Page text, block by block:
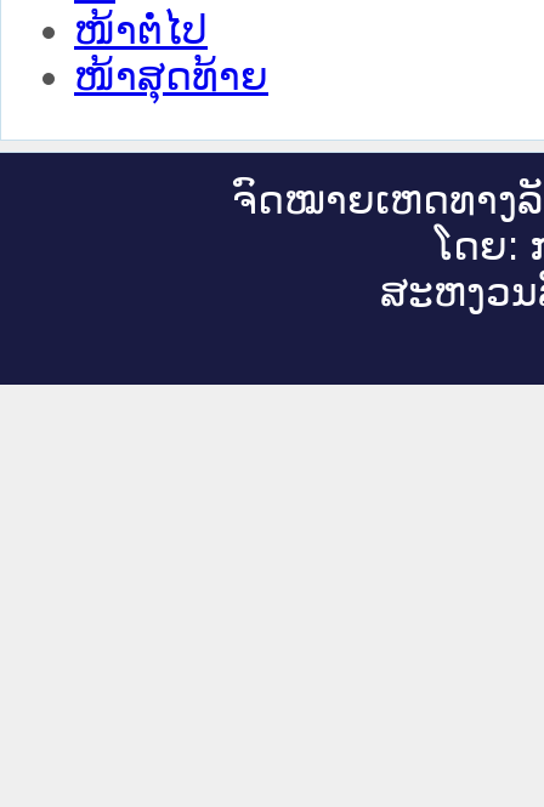
ໜ້າຕໍ່ໄປ
ໜ້າສຸດທ້າຍ
ຈົດ​ໝາຍ​ເຫດ​ທາງ​
ໂດຍ:
ສະ​ຫງວນ​